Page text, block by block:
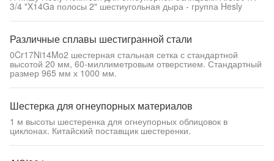
3/4 "X14Ga полосы 2" шестиугольная дыра - группа Hesly
Различные сплавы шестигранной стали
0Cr17Ni14Mo2 шестерная стальная сетка с стандартной
высотой 20 мм, 60-миллиметровым отверстием. Стандартный
размер 965 мм х 1000 мм.
Шестерка для огнеупорных материалов
1 м высоты шестеренка для огнеупорных облицовок в
циклонах. Китайский поставщик шестеренки.